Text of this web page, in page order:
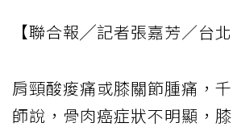
【聯合報╱記者張嘉芳／台北
肩頸酸痠痛或膝關節腫痛，
師說，骨肉癌症狀不明顯，